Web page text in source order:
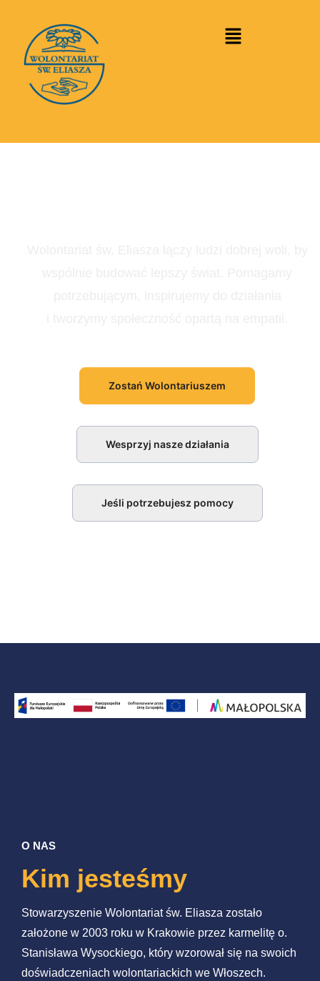
Zostań Wolontariuszem
Wesprzyj nasze działania
Jeśli potrzebujesz pomocy
O NAS
Kim jesteśmy
Stowarzyszenie Wolontariat św. Eliasza zostało
założone w 2003 roku w Krakowie przez karmelitę o.
Stanisława Wysockiego, który wzorował się na swoich
doświadczeniach wolontariackich we Włoszech.